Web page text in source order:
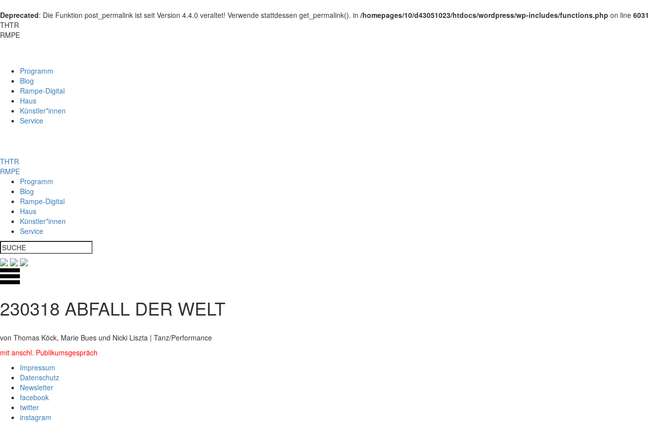
Deprecated: Die Funktion post_permalink ist seit Version 4.4.0 veraltet! Verwende stattdessen get_permalink(). in /homepages/10/d43051023/htdocs/wordpress/wp-includes/functions.php on line 6031
THTR
RMPE
Programm
Blog
Rampe-Digital
Haus
Künstler*innen
Service
THTR
RMPE
Programm
Blog
Rampe-Digital
Haus
Künstler*innen
Service
230318 ABFALL DER WELT
von Thomas Köck, Marie Bues und Nicki Liszta | Tanz/Performance
mit anschl. Publikumsgespräch
Impressum
Datenschutz
Newsletter
facebook
twitter
instagram